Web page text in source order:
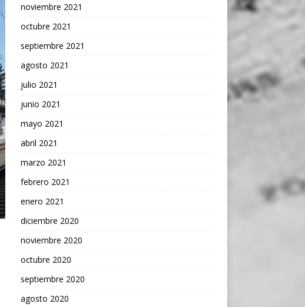
noviembre 2021
octubre 2021
septiembre 2021
agosto 2021
julio 2021
junio 2021
mayo 2021
abril 2021
marzo 2021
febrero 2021
enero 2021
diciembre 2020
noviembre 2020
octubre 2020
septiembre 2020
agosto 2020